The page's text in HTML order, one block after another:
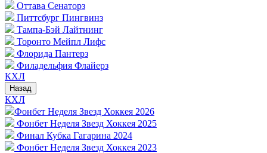
Оттава Сенаторз
Питтсбург Пингвинз
Тампа-Бэй Лайтнинг
Торонто Мейпл Лифс
Флорида Пантерз
Филадельфия Флайерз
КХЛ
Назад
КХЛ
Фонбет Неделя Звезд Хоккея 2026
Фонбет Неделя Звезд Хоккея 2025
Финал Кубка Гагарина 2024
Фонбет Неделя Звезд Хоккея 2023